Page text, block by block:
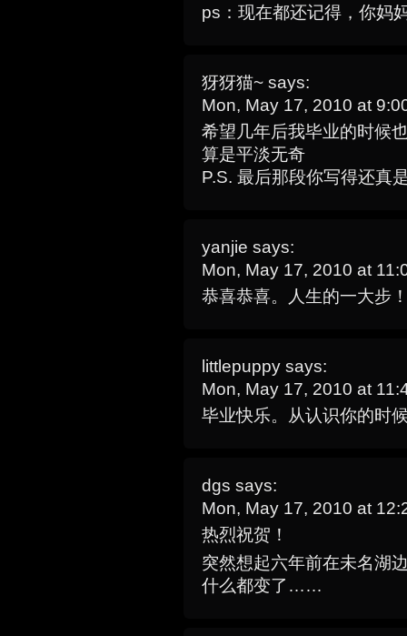
ps：现在都还记得，你妈
犽犽猫~ says:
Mon, May 17, 2010 at
希望几年后我毕业的时候
算是平淡无奇
P.S. 最后那段你写得还真
yanjie says:
Mon, May 17, 2010 at
恭喜恭喜。人生的一大步
littlepuppy says:
Mon, May 17, 2010 at
毕业快乐。从认识你的时
dgs says:
Mon, May 17, 2010 at
热烈祝贺！
突然想起六年前在未名湖
什么都变了……